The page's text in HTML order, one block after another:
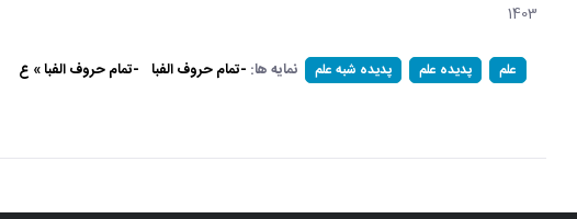
1403
علم پدیده علم پدیده شبه علم نمایه ها: -تمام حروف الفبا -تمام حروف الفبا » ع